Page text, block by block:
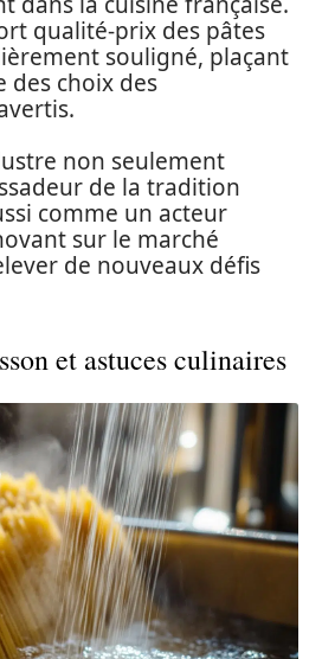
qualité-prix des pâtes
souligné, plaçant
des choix des
non seulement
de la tradition
comme un acteur
sur le marché
de nouveaux défis
et astuces culinaires